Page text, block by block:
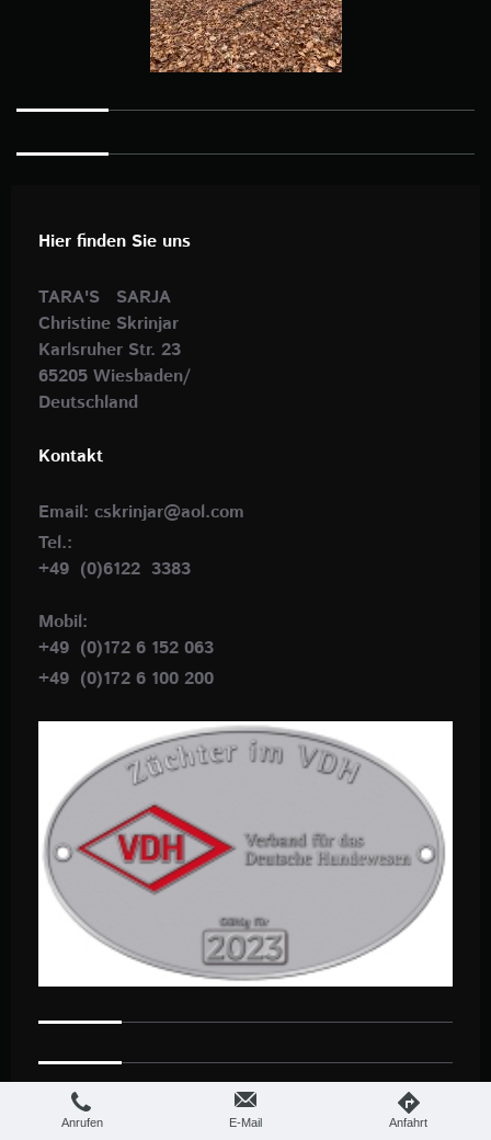
Hier finden Sie uns
TARA'S SARJA
Christine Skrinjar
Karlsruher Str. 23
65205 Wiesbaden/
Deutschland
Kontakt
Email: cskrinjar@aol.com
Tel.:
+49 (0)6122 3383
Mobil:
+49 (0)172 6 152 063
+49 (0)172 6 100 200
Anrufen E-Mail Anfahrt